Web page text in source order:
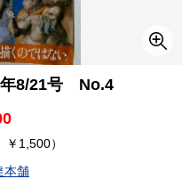
8/21号 No.4
￥1,500）
本舗